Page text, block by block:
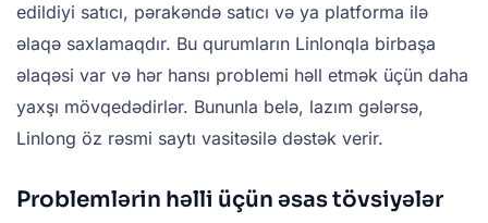
edildiyi satıcı, pərakəndə satıcı və ya platforma ilə
əlaqə saxlamaqdır. Bu qurumların Linlonqla birbaşa
əlaqəsi var və hər hansı problemi həll etmək üçün daha
yaxşı mövqedədirlər. Bununla belə, lazım gələrsə,
Linlong öz rəsmi saytı vasitəsilə dəstək verir.
Problemlərin həlli üçün əsas tövsiyələr